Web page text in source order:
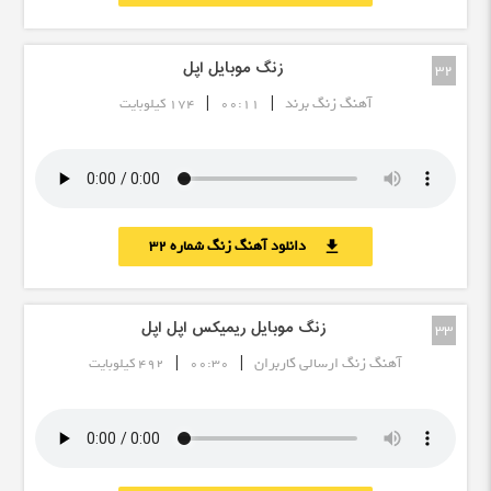
32 زنگ موبایل اپل
آهنگ زنگ برند |
00:11
| 174 کیلوبایت
download دانلود آهنگ زنگ شماره 32
33 زنگ موبایل ریمیکس اپل اپل
آهنگ زنگ ارسالی کاربران |
00:30
| 492 کیلوبایت